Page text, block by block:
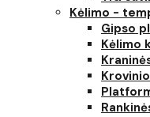
Kėlimo -
Gipso
Kėlimo